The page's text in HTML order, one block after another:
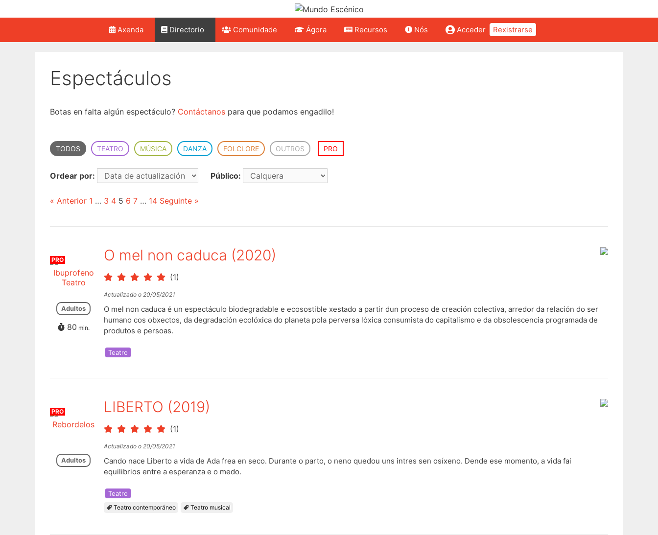
ao
Axenda Directorio Comunidade Ágora Recursos Nós Acceder Rexistrarse
Espectáculos
Botas en falta algún espectáculo? Contáctanos para que podamos engadilo!
TODOS TEATRO MÚSICA DANZA FOLCLORE OUTROS PRO
Ordear por: Público:
« Anterior 1 … 3 4 5 6 7 … 14 Seguinte »
PRO
Ibuprofeno
Teatro
Adultos
80 min.
O mel non caduca (2020)
(1)
Actualizado o 20/05/2021
O mel non caduca é un espectáculo biodegradable e ecosostible xestado a partir dun proceso de creación colectiva, arredor da relación do ser
humano cos obxectos, da degradación ecolóxica do planeta pola perversa lóxica consumista do capitalismo e da obsolescencia programada de
produtos e persoas.
Teatro
PRO
Rebordelos
Adultos
LIBERTO (2019)
(1)
Actualizado o 20/05/2021
Cando nace Liberto a vida de Ada frea en seco. Durante o parto, o neno quedou uns intres sen osíxeno. Dende ese momento, a vida fai
equilibrios entre a esperanza e o medo.
Teatro
Teatro contemporáneo Teatro musical